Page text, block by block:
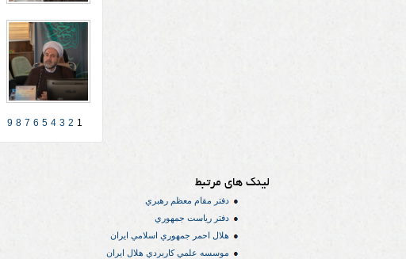
1
2
3
4
5
6
7
8
9
لینک های مرتبط
دفتر مقام معظم رهبري
دفتر رياست جمهوري
هلال احمر جمهوري اسلامي ايران
موسسه علمي كاربردي هلال ایران